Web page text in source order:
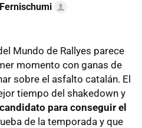
Mundo de Rallyes parece
momento con ganas de
sobre el asfalto catalán. El
tiempo del shakedown y
para conseguir el
de la temporada y que